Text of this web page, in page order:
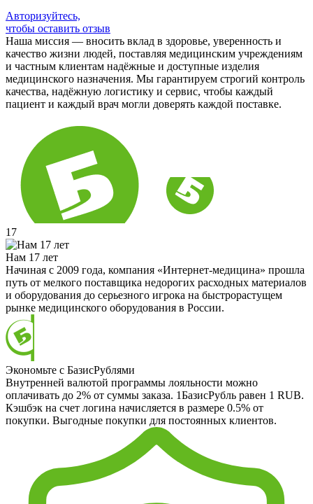
Авторизуйтесь,
чтобы оставить отзыв
Наша миссия — вносить вклад в здоровье, уверенность и
качество жизни людей, поставляя медицинским учреждениям
и частным клиентам надёжные и доступные изделия
медицинского назначения. Мы гарантируем строгий контроль
качества, надёжную логистику и сервис, чтобы каждый
пациент и каждый врач могли доверять каждой поставке.
17
Нам 17 лет
Начиная с 2009 года, компания «Интернет-медицина» прошла
путь от мелкого поставщика недорогих расходных материалов
и оборудования до серьезного игрока на быстрорастущем
рынке медицинского оборудования в России.
Экономьте с БазисРублями
Внутренней валютой программы лояльности можно
оплачивать до 2% от суммы заказа. 1БазисРубль равен 1 RUB.
Кэшбэк на счет логина начисляется в размере 0.5% от
покупки. Выгодные покупки для постоянных клиентов.